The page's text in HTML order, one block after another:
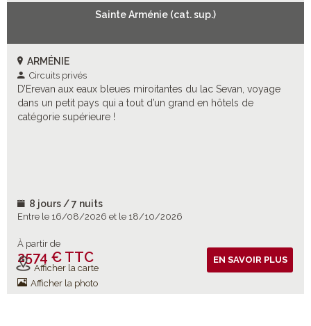
Sainte Arménie (cat. sup.)
ARMÉNIE
Circuits privés
D’Erevan aux eaux bleues miroitantes du lac Sevan, voyage
dans un petit pays qui a tout d’un grand en hôtels de
catégorie supérieure !
8 jours / 7 nuits
Entre le 16/08/2026 et le 18/10/2026
À partir de
2574 € TTC
Vols inclus
Afficher la carte
Afficher la photo
EN SAVOIR PLUS